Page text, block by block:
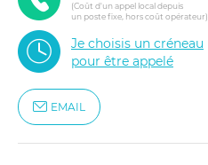
(Coût d'un appel local depuis
un poste fixe, hors coût opérateur)
Je choisis un créneau
pour être appelé
EMAIL